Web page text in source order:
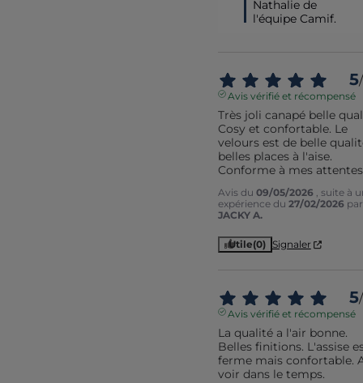
Nathalie de
l'équipe Camif.
5/
Avis vérifié et récompensé
Très joli canapé belle
Cosy et confortable. Le
velours est de belle
belles places à l'aise.
Conforme à mes
Avis du 09/05/2026 , suite à
expérience du 27/02/2026 par
JACKY A.
Utile(0) Signaler
5/
Avis vérifié et récompensé
La qualité a l'air bonne.
Belles finitions. L'assise
ferme mais confortable.
voir dans le temps.